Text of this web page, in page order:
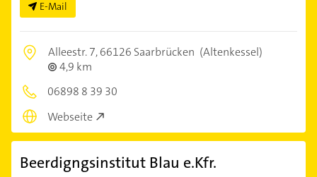
E-Mail
Alleestr. 7,66126 Saarbrücken (Altenkessel)
4,9 km
06898 8 39 30
Webseite
Beerdigngsinstitut Blau e.Kfr.